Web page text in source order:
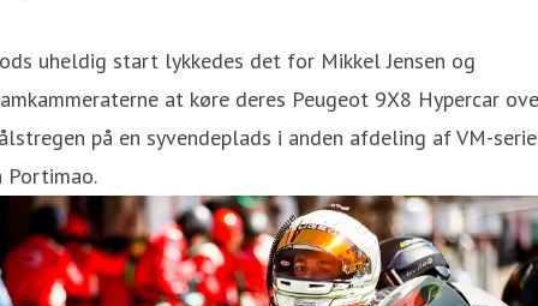
uheldig start lykkedes det for Mikkel Jensen og
at køre deres Peugeot 9X8 Hypercar
på en syvendeplads i anden afdeling af VM-
Portimao.